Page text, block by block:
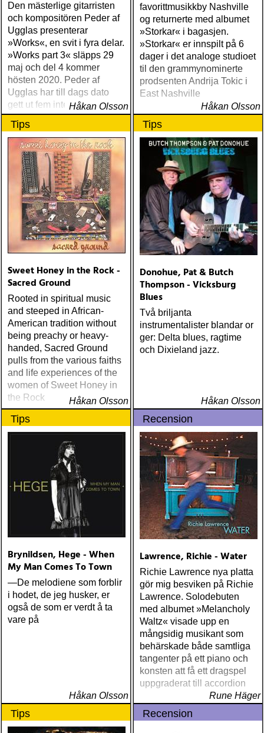
Den mästerlige gitarristen
och kompositören Peder af
Ugglas presenterar
»Works«, en svit i fyra delar.
»Works part 3« släpps 29
maj och del 4 kommer
hösten 2020. Peder af
Ugglas har till dags dato
gett ut fem internationellt
hyllade soloalbum
Håkan Olsson
favorittmusikkby Nashville
og returnerte med albumet
»Storkar« i bagasjen.
»Storkar« er innspilt på 6
dager i det analoge studioet
til den grammynominerte
prodsenten Andrija Tokic i
East Nashville
Håkan Olsson
Tips
Sweet Honey in the Rock -
Sacred Ground
Rooted in spiritual music
and steeped in African-
American tradition without
being preachy or heavy-
handed, Sacred Ground
pulls from the various faiths
and life experiences of the
women of Sweet Honey in
the Rock
Håkan Olsson
Tips
Donohue, Pat & Butch
Thompson - Vicksburg
Blues
Två briljanta
instrumentalister blandar or
ger: Delta blues, ragtime
och Dixieland jazz.
Håkan Olsson
Tips
Brynildsen, Hege - When
My Man Comes To Town
—De melodiene som forblir
i hodet, de jeg husker, er
også de som er verdt å ta
vare på
Håkan Olsson
Recension
Lawrence, Richie - Water
Richie Lawrence nya platta
gör mig besviken på Richie
Lawrence. Solodebuten
med albumet »Melancholy
Waltz« visade upp en
mångsidig musikant som
behärskade både samtliga
tangenter på ett piano och
konsten att få ett dragspel
uppgraderat till accordion
Rune Häger
Tips Recension